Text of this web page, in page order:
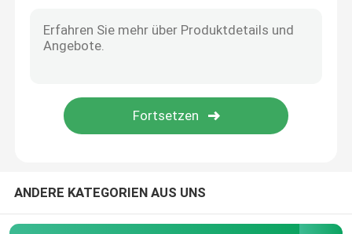
Grafisches LCD-Anzeigen-Modul
ANDERE KATEGORIEN AUS UNS